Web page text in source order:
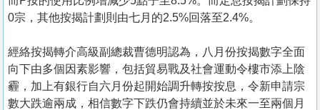
0宗，其他按揭計劃則由七月的2.5%回落至2.4%。
經絡按揭轉介高級副總裁曹德明認為，八月份按揭數字全面
向下由多個因素影響，包括貿易戰及社會運動令樓市添上陰
霾，加上有銀行自六月份起開始調升轉按按息，令新申請宗
數大跌逾兩成，相信數字下跌仍會持續並於未來一至兩個月